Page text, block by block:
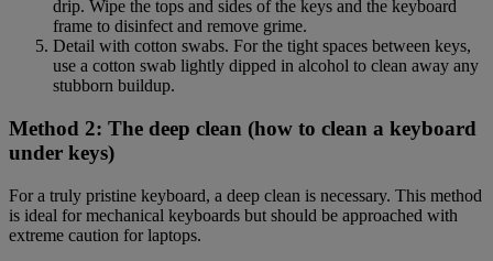
drip. Wipe the tops and sides of the keys and the keyboard
frame to disinfect and remove grime.
Detail with cotton swabs. For the tight spaces between keys,
use a cotton swab lightly dipped in alcohol to clean away any
stubborn buildup.
Method 2: The deep clean (how to clean a keyboard
under keys)
For a truly pristine keyboard, a deep clean is necessary. This method
is ideal for mechanical keyboards but should be approached with
extreme caution for laptops.